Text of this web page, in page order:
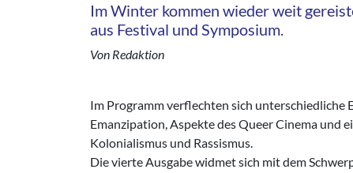
Im Winter kommen wieder weit
aus Festival und Symposium.
Von Redaktion
Im Programm verflechten sich unterschiedliche
Emanzipation, Aspekte des Queer Cinema und
Kolonialismus und Rassismus.
Die vierte Ausgabe widmet sich mit dem